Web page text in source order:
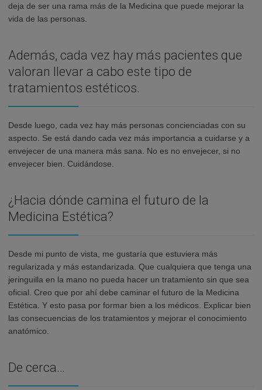
deja de ser una rama más de la Medicina que puede mejorar la
vida de las personas.
Además, cada vez hay más pacientes que
valoran llevar a cabo este tipo de
tratamientos estéticos.
Desde luego, cada vez hay más personas concienciadas con su
aspecto. Se está dando cada vez más importancia a cuidarse y a
envejecer de una manera más sana. No es no envejecer, si no
envejecer bien. Cuidándose.
¿Hacia dónde camina el futuro de la
Medicina Estética?
Desde mi punto de vista, me gustaría que estuviera más
regularizada y más estandarizada. Que cualquiera que tenga una
jeringuilla en la mano no pueda hacer un tratamiento sin que sea
oficial. Creo que por ahí debe caminar el futuro de la Medicina
Estética. Y esto pasa por formar bien a los médicos. Explicar bien
las consecuencias de los tratamientos y mejorar el conocimiento
anatómico.
De cerca…